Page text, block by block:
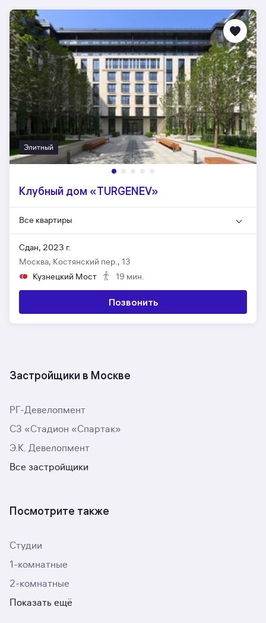
Элитный
Клубный дом «TURGENEV»
Все квартиры
Сдан, 2023 г.
Москва, Костянский пер., 13
Кузнецкий Мост
19 мин.
Позвонить
Застройщики в Москве
РГ-Девелопмент
СЗ «Стадион «Спартак»
Э.К. Девелопмент
Все застройщики
Посмотрите также
Студии
1-комнатные
2-комнатные
Показать ещё